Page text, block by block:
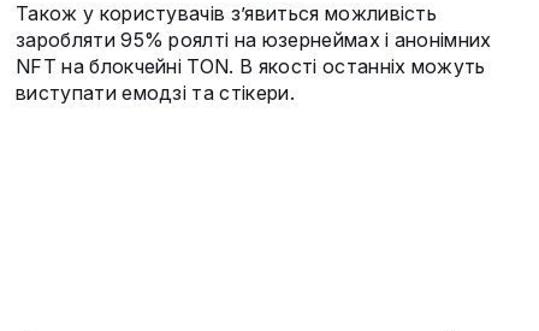
Також у користувачів з’явиться можливість
заробляти 95% роялті на юзернеймах і анонімних
NFT на блокчейні TON. В якості останніх можуть
виступати емодзі та стікери.